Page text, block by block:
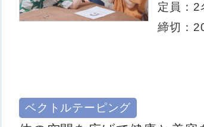
定員：2
締切：
ベクトルテーピング